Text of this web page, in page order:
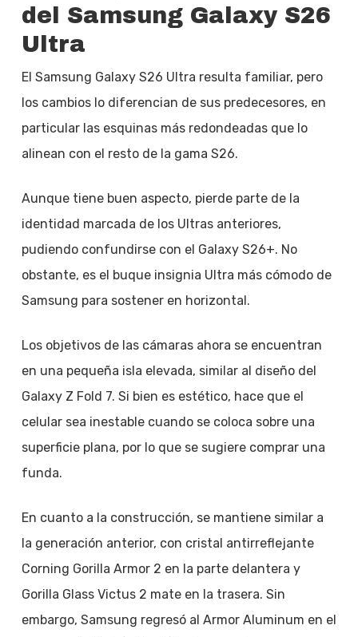
del Samsung Galaxy S26
Ultra
El Samsung Galaxy S26 Ultra resulta familiar, pero
los cambios lo diferencian de sus predecesores, en
particular las esquinas más redondeadas que lo
alinean con el resto de la gama S26.
Aunque tiene buen aspecto, pierde parte de la
identidad marcada de los Ultras anteriores,
pudiendo confundirse con el Galaxy S26+. No
obstante, es el buque insignia Ultra más cómodo de
Samsung para sostener en horizontal.
Los objetivos de las cámaras ahora se encuentran
en una pequeña isla elevada, similar al diseño del
Galaxy Z Fold 7. Si bien es estético, hace que el
celular sea inestable cuando se coloca sobre una
superficie plana, por lo que se sugiere comprar una
funda.
En cuanto a la construcción, se mantiene similar a
la generación anterior, con cristal antirreflejante
Corning Gorilla Armor 2 en la parte delantera y
Gorilla Glass Victus 2 mate en la trasera. Sin
embargo, Samsung regresó al Armor Aluminum en el